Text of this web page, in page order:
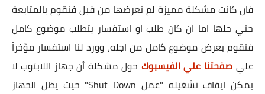
فان كانت مشكلة مميزة لم نعرضها من قبل فنقوم بالمتابعة
حتي حلها اما ان كان طلب او استفسار يتطلب موضوع كامل
فنقوم بعرض موضوع كامل من اجله، وورد لنا استفسار مؤخراً
علي صفحتنا علي الفيسبوك حول مشكلة أن جهاز اللابتوب لا
يمكن ايقاف تشغيله "عمل Shut Down" حيث يظل الجهاز